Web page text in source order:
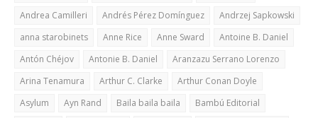
Andrea Camilleri Andrés Pérez Domínguez
Andrzej Sapkowski
anna starobinets
Anne Rice Anne Sward
Antoine B. Daniel
Antón Chéjov
Antonie B. Daniel
Aranzazu Serrano Lorenzo
Arina Tenamura
Arthur C. Clarke
Arthur Conan Doyle
Asylum
Ayn Rand Baila baila baila
Bambú Editorial